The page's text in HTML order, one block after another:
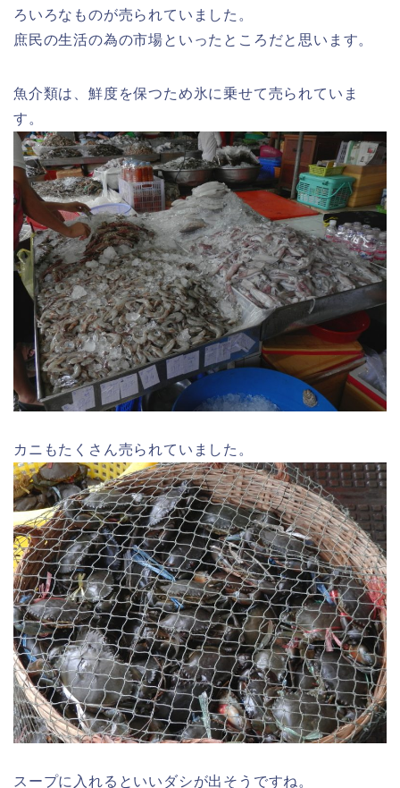
ろいろなものが売られていました。
庶民の生活の為の市場といったところだと思います。
魚介類は、鮮度を保つため氷に乗せて売られていま
す。
カニもたくさん売られていました。
スープに入れるといいダシが出そうですね。